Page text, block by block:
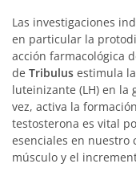
Las investigaciones
en particular la
acción farmacológica
de Tribulus estimula
luteinizante (LH) en
vez, activa la
testosterona es vital
esenciales en nuestro
músculo y el